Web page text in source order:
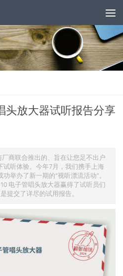
头放大器试听报告分享
商联合推出的、旨在让您足不出户
试听体验。今年7月，我们携手上海
举办了新一期的“视听漂流活动”。
电子管唱头放大器赢得了试听员们
提交了详尽的试用报告。